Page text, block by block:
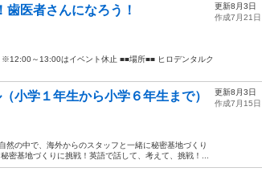
医者さんになろう！
～13:00はイベント休止 ■■場所■■ ヒロデンタルク
更新8月3日
作成7月21日
小学１年生から小学６年生まで）
の中で、海外からのスタッフと一緒に秘密基地づくり
密基地づくりに挑戦！英語で話して、考えて、挑戦！...
更新8月3日
作成7月15日